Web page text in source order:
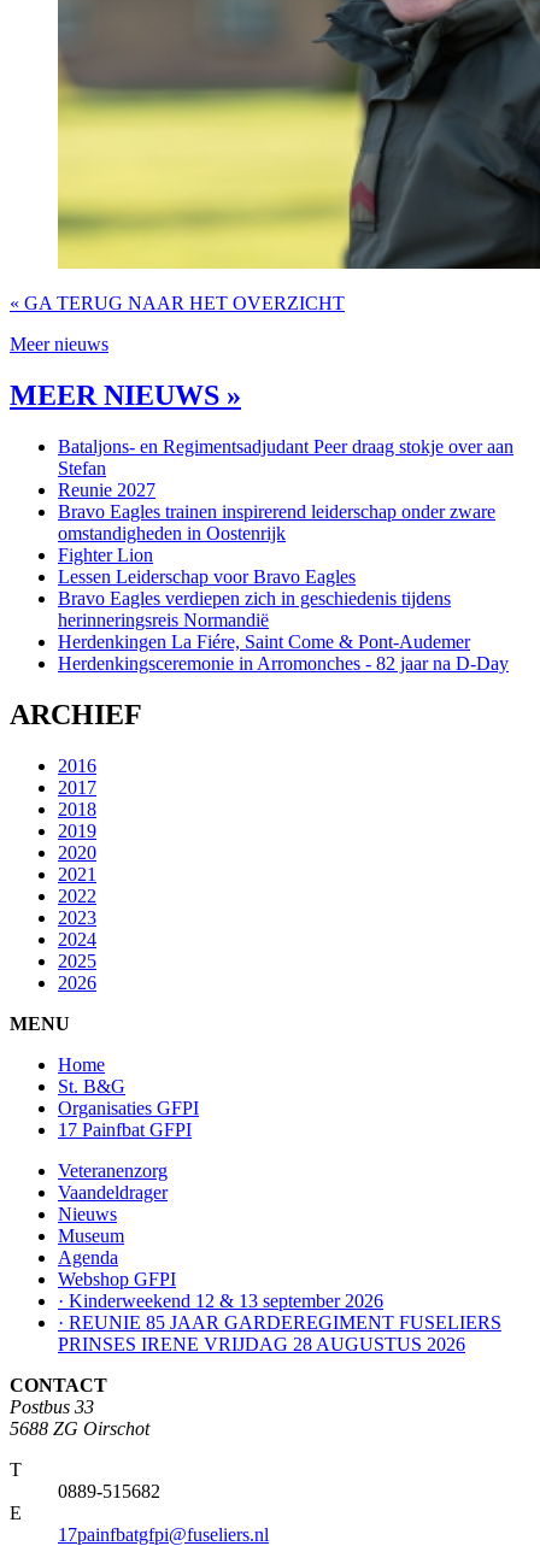
« GA TERUG NAAR HET OVERZICHT
Meer nieuws
MEER NIEUWS »
Bataljons- en Regimentsadjudant Peer draag stokje over aan
Stefan
Reunie 2027
Bravo Eagles trainen inspirerend leiderschap onder zware
omstandigheden in Oostenrijk
Fighter Lion
Lessen Leiderschap voor Bravo Eagles
Bravo Eagles verdiepen zich in geschiedenis tijdens
herinneringsreis Normandië
Herdenkingen La Fiére, Saint Come & Pont-Audemer
Herdenkingsceremonie in Arromonches - 82 jaar na D-Day
ARCHIEF
2016
2017
2018
2019
2020
2021
2022
2023
2024
2025
2026
MENU
Home
St. B&G
Organisaties GFPI
17 Painfbat GFPI
Veteranenzorg
Vaandeldrager
Nieuws
Museum
Agenda
Webshop GFPI
· Kinderweekend 12 & 13 september 2026
· REUNIE 85 JAAR GARDEREGIMENT FUSELIERS
PRINSES IRENE VRIJDAG 28 AUGUSTUS 2026
CONTACT
Postbus 33
5688 ZG Oirschot
T
0889-515682
E
17painfbatgfpi@fuseliers.nl